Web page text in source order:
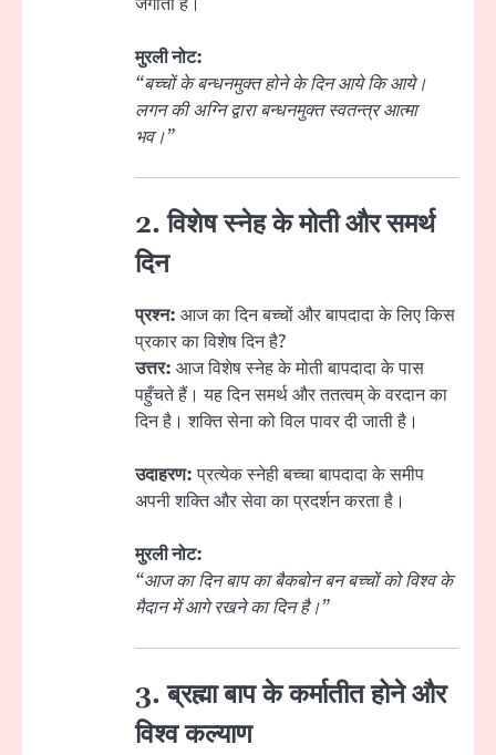
मुरली नोट:
“बच्चों के बन्धनमुक्त होने के दिन आये कि आये।
लगन की अग्नि द्वारा बन्धनमुक्त स्वतन्त्र आत्मा
भव।”
2. विशेष स्नेह के मोती और समर्थ
दिन
प्रश्न: आज का दिन बच्चों और बापदादा के लिए किस
प्रकार का विशेष दिन है?
उत्तर: आज विशेष स्नेह के मोती बापदादा के पास
पहुँचते हैं। यह दिन समर्थ और ततत्वम् के वरदान का
दिन है। शक्ति सेना को विल पावर दी जाती है।
उदाहरण:प्रत्येक स्नेही बच्चा बापदादा के समीप
अपनी शक्ति और सेवा का प्रदर्शन करता है।
मुरली नोट:
“आज का दिन बाप का बैकबोन बन बच्चों को विश्व के
मैदान में आगे रखने का दिन है।”
3. ब्रह्मा बाप के कर्मातीत होने और
विश्व कल्याण